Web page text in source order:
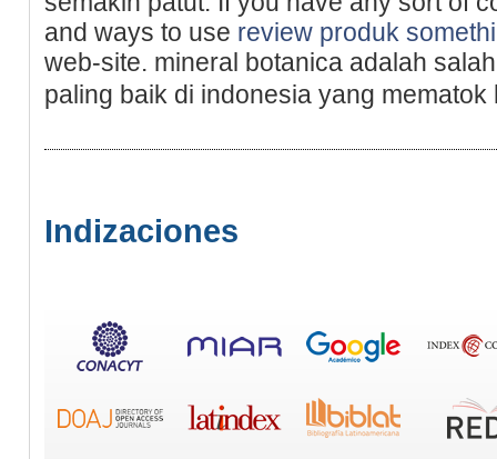
and ways to use review produk
web-site. mineral botanica adalah
paling baik di indonesia yang
Indizaciones